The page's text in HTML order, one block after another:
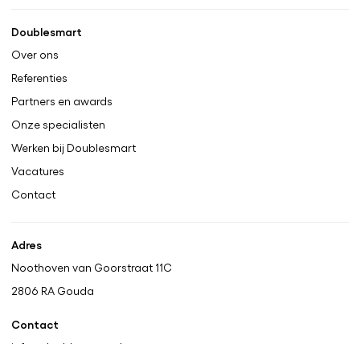
Doublesmart
Over ons
Referenties
Partners en awards
Onze specialisten
Werken bij Doublesmart
Vacatures
Contact
Adres
Noothoven van Goorstraat 11C
2806 RA Gouda
Contact